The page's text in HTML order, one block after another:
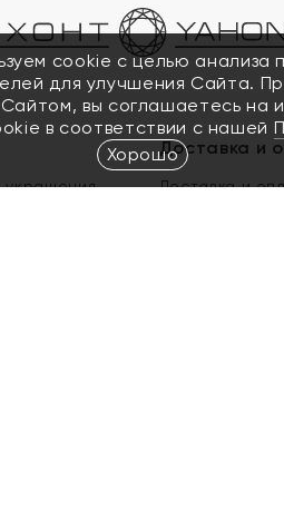
украшения
Доставка и
Доставка и
cookie с целью анализа
для улучшения Сайта.
Сайтом, вы соглашаетесь на
в соответствии с нашей
Хорошо